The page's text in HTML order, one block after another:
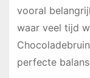
vooral
waar veel tijd
perfecte